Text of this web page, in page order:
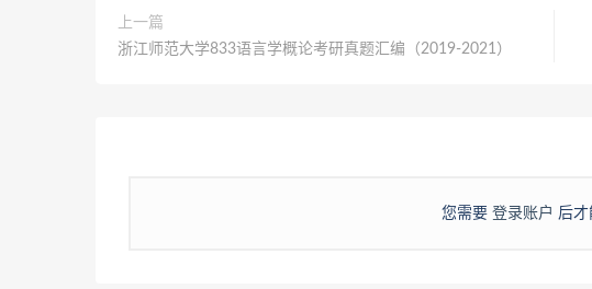
上一篇
浙江师范大学833语言学概论考研真题汇编（2019-2021）
您需要 登录账户 后